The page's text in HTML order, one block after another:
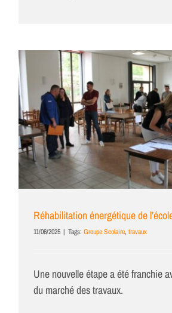
Réhabilitation énergétique de
11/06/2025 | Tags: Groupe Scolaire, travaux
Une nouvelle étape a été franchie
du marché des travaux.